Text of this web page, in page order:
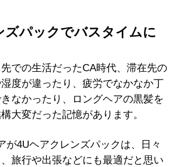
ズパックでバスタイムに
での生活だったCA時代、滞在先の
度が違ったり、疲労でなかなか丁
なかったり、ロングヘアの黒髪を
大変だった記憶があります。
が4Uヘアクレンズパックは、日々
旅行や出張などにも最適だと思い